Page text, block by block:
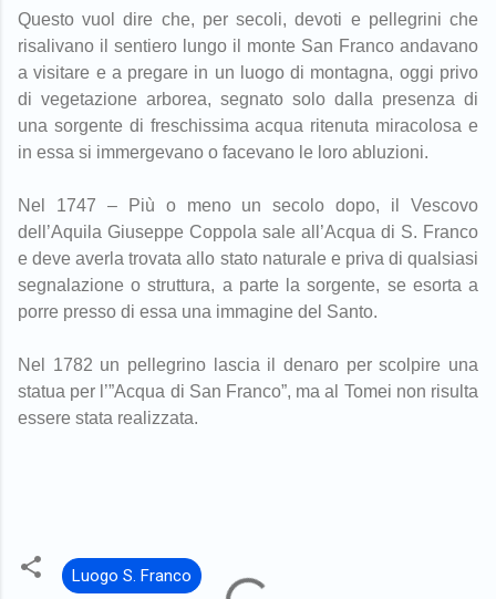
Questo vuol dire che, per secoli, devoti e pellegrini che
risalivano il sentiero lungo il monte San Franco andavano
a visitare e a pregare in un luogo di montagna, oggi privo
di vegetazione arborea, segnato solo dalla presenza di
una sorgente di freschissima acqua ritenuta miracolosa e
in essa si immergevano o facevano le loro abluzioni.
Nel 1747 – Più o meno un secolo dopo, il Vescovo
dell’Aquila Giuseppe Coppola sale all’Acqua di S. Franco
e deve averla trovata allo stato naturale e priva di qualsiasi
segnalazione o struttura, a parte la sorgente, se esorta a
porre presso di essa una immagine del Santo.
Nel 1782 un pellegrino lascia il denaro per scolpire una
statua per l’”Acqua di San Franco”, ma al Tomei non risulta
essere stata realizzata.
Luogo S. Franco